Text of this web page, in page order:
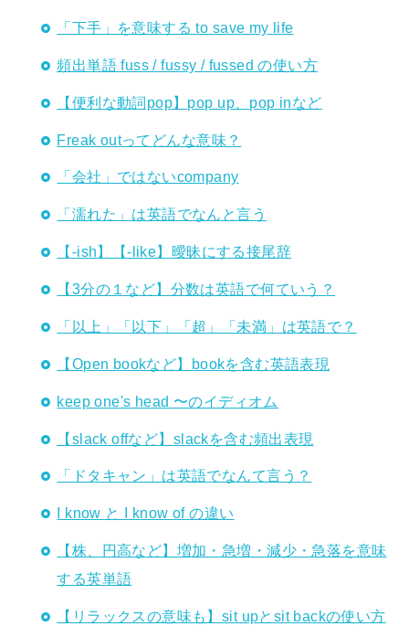
「下手」を意味する to save my life
頻出単語 fuss / fussy / fussed の使い方
【便利な動詞pop】pop up、pop inなど
Freak outってどんな意味？
「会社」ではないcompany
「濡れた」は英語でなんと言う
【-ish】【-like】曖昧にする接尾辞
【3分の１など】分数は英語で何ていう？
「以上」「以下」「超」「未満」は英語で？
【Open bookなど】bookを含む英語表現
keep one's head 〜のイディオム
【slack offなど】slackを含む頻出表現
「ドタキャン」は英語でなんて言う？
I know と I know of の違い
【株、円高など】増加・急増・減少・急落を意味
する英単語
【リラックスの意味も】sit upとsit backの使い方